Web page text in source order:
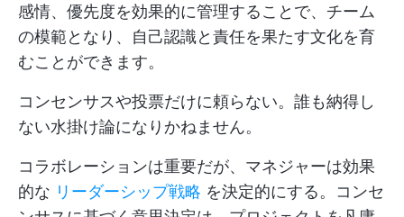
感情、優先度を効果的に管理することで、チーム
の模範となり、自己認識と責任を果たす文化を育
むことができます。
コンセンサスや投票だけに頼らない。誰も納得し
ない水掛け論になりかねません。
コラボレーションは重要だが、マネジャーは効果
的な リーダーシップ戦略 を決定的にする。コンセ